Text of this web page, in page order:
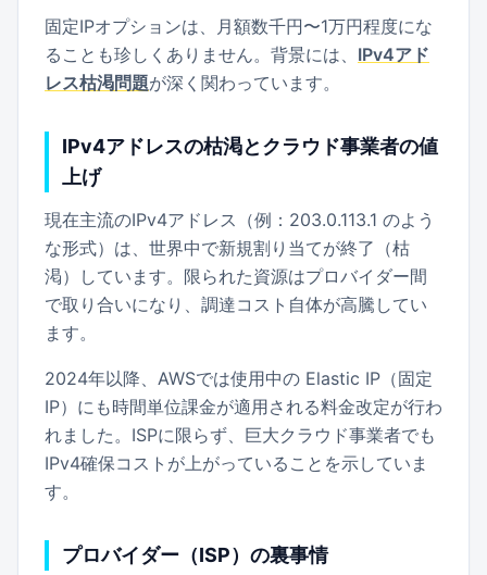
固定IPオプションは、月額数千円〜1万円程度にな
ることも珍しくありません。背景には、 IPv4アド
レス枯渇問題が深く関わっています。
IPv4アドレスの枯渇とクラウド事業者の値
上げ
現在主流のIPv4アドレス（例：203.0.113.1 のよう
な形式）は、世界中で新規割り当てが終了（枯
渇）しています。限られた資源はプロバイダー間
で取り合いになり、調達コスト自体が高騰してい
ます。
2024年以降、AWSでは使用中の Elastic IP（固定
IP）にも時間単位課金が適用される料金改定が行わ
れました。ISPに限らず、巨大クラウド事業者でも
IPv4確保コストが上がっていることを示していま
す。
プロバイダー（ISP）の裏事情